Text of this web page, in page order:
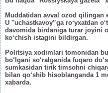
Muddatidan avval ozod qilingan
U "uchastkavoy”ga ro‘yxatdan
davomida birdaniga turar joyini
ko‘chish istagini bildirgan.
Politsiya xodimlari tomonidan
bo‘lgani so‘ralganida fuqaro
sumkasidan tirik timsohni
bilan qo‘shib hisoblanganda 1
xabarda.